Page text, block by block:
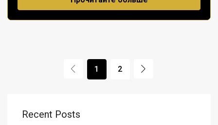
1 2
Recent Posts